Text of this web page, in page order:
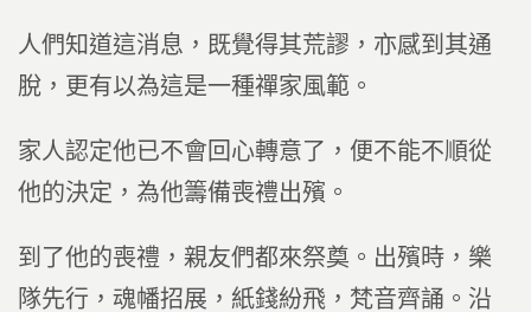
人們知道這消息，既覺得其荒謬，亦感到其通
脫，更有以為這是一種禪家風範。
家人認定他已不會回心轉意了，便不能不順從
他的決定，為他籌備喪禮出殯。
到了他的喪禮，親友們都來祭奠。出殯時，樂
隊先行，魂幡招展，紙錢紛飛，梵音齊誦。沿